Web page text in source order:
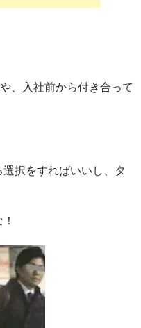
、入社前から付き合って
択をすればいいし、タ